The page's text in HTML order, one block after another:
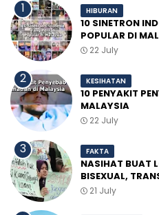
HIBURAN
10 SINETRON
POPULAR DI
22 July
KESIHATAN
10 PENYAKIT
MALAYSIA
22 July
FAKTA
NASIHAT BUAT
BISEXUAL,
21 July